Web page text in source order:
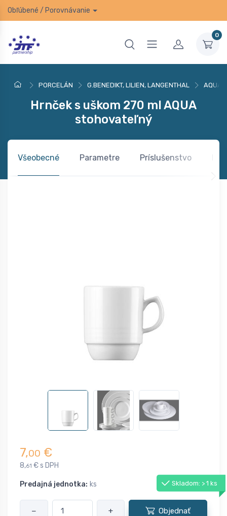
Obľúbené / Porovnávanie
0
PORCELÁN G.BENEDIKT, LILIEN, LANGENTHAL AQUA
Hrnček s uškom 270 ml AQUA
stohovateľný
Všeobecné Parametre Príslušenstvo
7,00 €
8,61 € s DPH
Predajná jednotka: ks Skladom: > 1 ks
− + Objednať